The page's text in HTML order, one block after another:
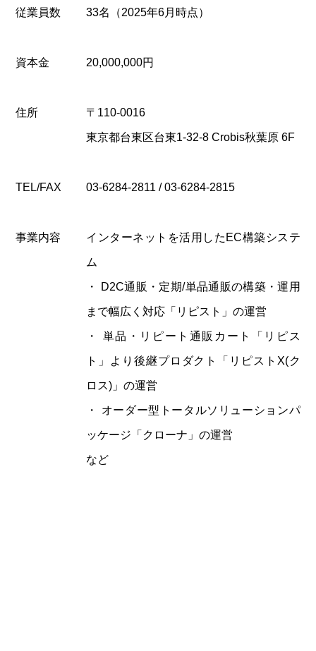
従業員数 33名（2025年6月時点）
資本金 20,000,000円
住所 〒110-0016
東京都台東区台東1-32-8 Crobis秋葉原 6F
TEL/FAX 03-6284-2811 / 03-6284-2815
事業内容 インターネットを活用したEC構築システ
ム
・ D2C通販・定期/単品通販の構築・運用
まで幅広く対応「リピスト」の運営
・ 単品・リピート通販カート「リピス
ト」より後継プロダクト「リピストX(ク
ロス)」の運営
・ オーダー型トータルソリューションパ
ッケージ「クローナ」の運営
など